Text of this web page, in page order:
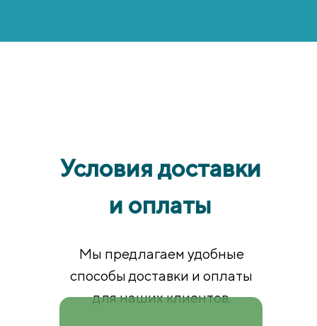
Условия доставки
и оплаты
Мы предлагаем удобные
способы доставки и оплаты
для наших клиентов.